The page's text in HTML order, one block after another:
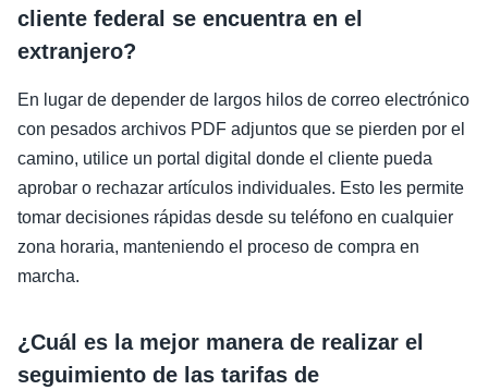
cliente federal se encuentra en el
extranjero?
En lugar de depender de largos hilos de correo electrónico
con pesados archivos PDF adjuntos que se pierden por el
camino, utilice un portal digital donde el cliente pueda
aprobar o rechazar artículos individuales. Esto les permite
tomar decisiones rápidas desde su teléfono en cualquier
zona horaria, manteniendo el proceso de compra en
marcha.
¿Cuál es la mejor manera de realizar el
seguimiento de las tarifas de